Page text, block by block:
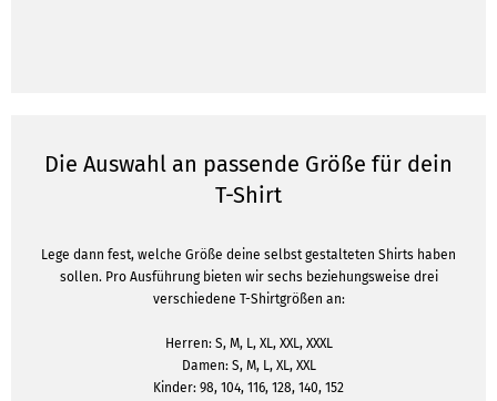
Die Auswahl an passende Größe für dein
T-Shirt
Lege dann fest, welche Größe deine selbst gestalteten Shirts haben
sollen. Pro Ausführung bieten wir sechs beziehungsweise drei
verschiedene T-Shirtgrößen an:
Herren: S, M, L, XL, XXL, XXXL
Damen: S, M, L, XL, XXL
Kinder: 98, 104, 116, 128, 140, 152